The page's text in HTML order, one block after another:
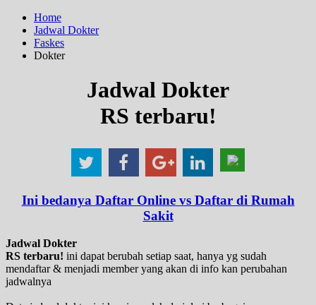
Home
Jadwal Dokter
Faskes
Dokter
Jadwal Dokter
RS terbaru!
Ini bedanya Daftar Online vs Daftar di Rumah
Sakit
Jadwal Dokter
RS terbaru! ini dapat berubah setiap saat, hanya yg sudah
mendaftar & menjadi member yang akan di info kan perubahan
jadwalnya